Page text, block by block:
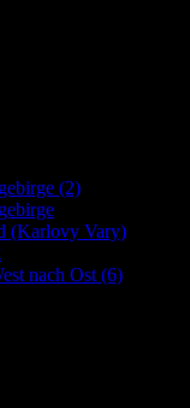
(2)
(Karlovy Vary)
nach Ost (6)